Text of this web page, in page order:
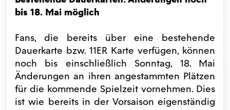
bis 18. Mai möglich
Fans, die bereits über eine bestehende
Dauerkarte bzw. 11ER Karte verfügen, können
noch bis einschließlich Sonntag, 18. Mai
Änderungen an ihren angestammten Plätzen
für die kommende Spielzeit vornehmen. Dies
ist wie bereits in der Vorsaison eigenständig